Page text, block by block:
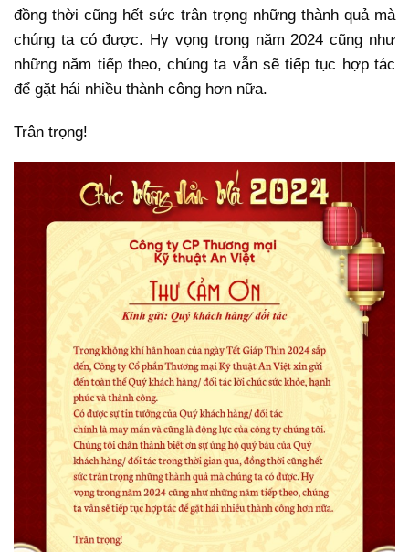
đồng thời cũng hết sức trân trọng những thành quả mà
chúng ta có được. Hy vọng trong năm 2024 cũng như
những năm tiếp theo, chúng ta vẫn sẽ tiếp tục hợp tác
để gặt hái nhiều thành công hơn nữa.
Trân trọng!